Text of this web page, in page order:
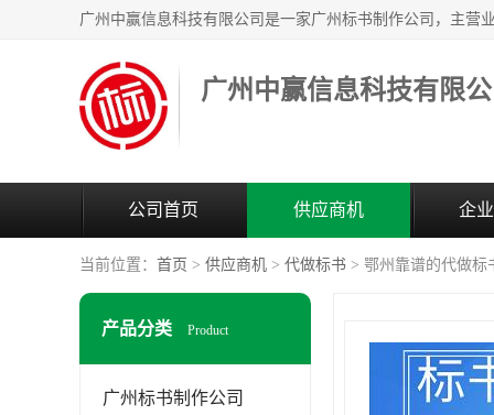
广州中赢信息科技有限公
公司首页 供应商机 企
当前位置： 首页 > 供应商机 > 代做标书 > 鄂州靠谱的代做标
产品分类 Product
广州标书制作公司